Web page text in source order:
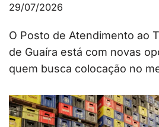
29/07/2026
O Posto de Atendimento ao
de Guaíra está com novas
quem busca colocação no